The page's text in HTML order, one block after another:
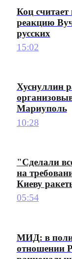
Коц
реакцию
русских
15:02
Хуснуллин
Мариуполь
10:28
"Сделали
на
Киеву
05:54
МИД: в
отношении